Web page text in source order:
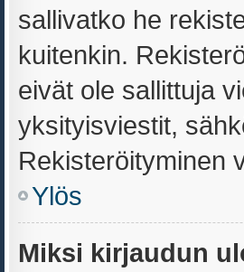
sallivatko he
kuitenkin.
eivät ole sallittuja
yksityisviestit,
Rekisteröityminen
Ylös
Miksi kirjaudun